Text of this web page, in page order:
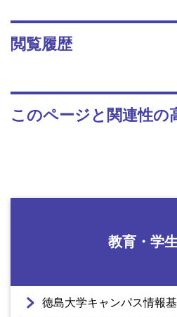
閲覧履歴
このページと関連性の
教育・学
徳島大学キャンパス情報